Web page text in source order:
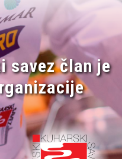
savez član je